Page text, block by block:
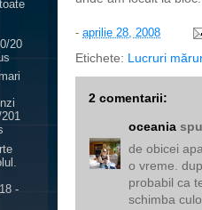
- aprilie 28, 2008
Etichete: Lucruri
2 comentarii:
oceania
de obicei
o vreme.
probabil ca
schimba
20
-